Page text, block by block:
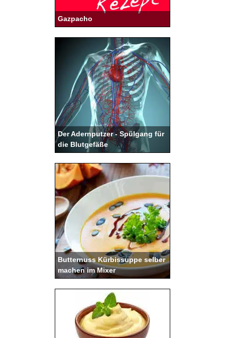
Gazpacho
Der Adernputzer - Spülgang für
die Blutgefäße
Butternuss Kürbissuppe selber
machen im Mixer